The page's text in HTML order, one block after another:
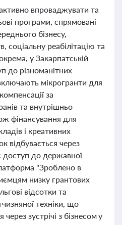
впроваджувати та
програми, спрямовані
бізнесу,
соціальну реабілітацію та
у Закарпатській
до різноманітних
мікрогранти для
за
та внутрішньо
фінансування для
і креативних
відбувається через
до державної
"Зроблено в
низку грантових
відсотки та
техніки, що
зустрічі з бізнесом у